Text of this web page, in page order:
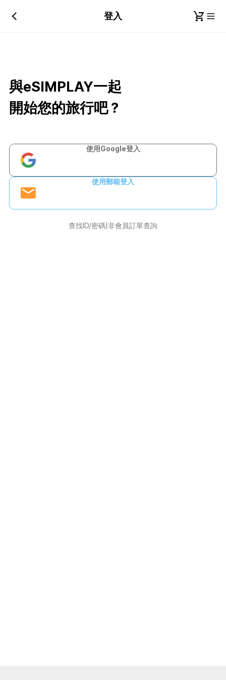
登入
與eSIMPLAY一起
開始您的旅行吧？
使用Google登入
使用郵箱登入
查找ID/密碼 非會員訂單查詢